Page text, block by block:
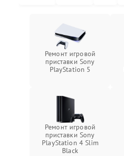
Ремонт игровой
приставки Sony
PlayStation 5
Ремонт игровой
приставки Sony
PlayStation 4 Slim
Black